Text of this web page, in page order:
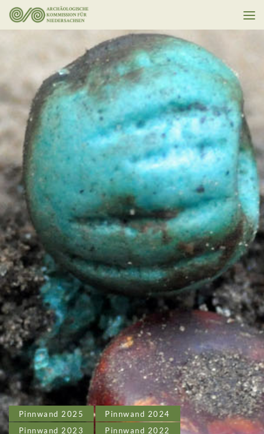
Unter dem Inhalt
Pinnwand 2025
Pinnwand 2024
Pinnwand 2023
Pinnwand 2022